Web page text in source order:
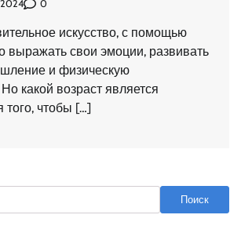
0
искусство, с помощью
выражать свои эмоции, развивать
и физическую
какой возраст является
чтобы […]
Поиск